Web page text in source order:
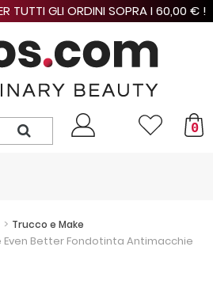
TUTTI GLI ORDINI SOPRA I 60,00 € !
0
> Trucco e Make
Even Better Fondotinta Antimacchie